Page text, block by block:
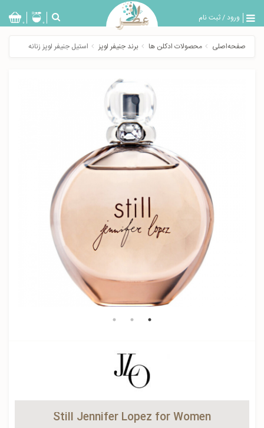
ورود/ثبت نام
بازگشت
0 0
صفحه‌اصلی محصولات ادکلن ها برند جنیفر لوپز استیل جنیفر لوپز زنانه
Still Jennifer Lopez for Women